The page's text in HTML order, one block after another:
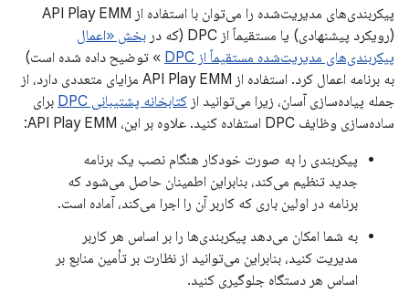
پیکربندی‌های مدیریت‌شده را می‌توان با استفاده از API Play EMM
(رویکرد پیشنهادی) یا مستقیماً از DPC (که در
بخش «اعمال
پیکربندی‌های مدیریت‌شده مستقیماً از DPC
» توضیح داده شده است)
به برنامه اعمال کرد. استفاده از API Play EMM مزایای متعددی دارد، از
جمله پیاده‌سازی آسان، زیرا می‌توانید از کتابخانه پشتیبانی DPC
برای
ساده‌سازی وظایف DPC استفاده کنید. علاوه بر این، API Play EMM:
پیکربندی را به صورت خودکار هنگام نصب یک برنامه
جدید تنظیم می‌کند، بنابراین اطمینان حاصل می‌شود که
برنامه در اولین باری که کاربر آن را اجرا می‌کند، آماده است.
به شما امکان می‌دهد پیکربندی‌ها را بر اساس هر کاربر
مدیریت کنید، بنابراین می‌توانید از نظارت بر تأمین منابع بر
اساس هر دستگاه جلوگیری کنید.